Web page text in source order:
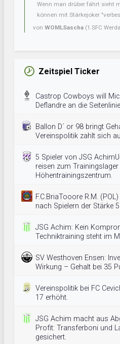
Wenn man drüber fährt sieht
können mit Stärkejoker
von WOMLSascha (1.SFC
Zeitspiel Ticker
Castrop Cowboys will
Deflandre an die
Ballon D´ or 98 bringt
Vereinspolitik zahlt sich
5 Spieler von JSG
reisen zum
Höhentrainingszentrum.
F.C.BriaTooore R.M.
nach Spielern der Stärke
JSG Achim: Kein
Techniktraining steht im
SV Westhoven Ensen:
Wirkung – Gehalt bei 35
Vereinspolitik bei FC
17 erhöht.
JSG Achim macht aus
Profit: Transferboni und
gesichert.